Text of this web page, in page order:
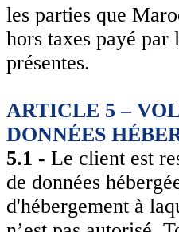
les parties que
hors taxes payé par
présentes.
ARTICLE 5 –
DONNÉES
5.1 - Le client est
de données
d'hébergement à